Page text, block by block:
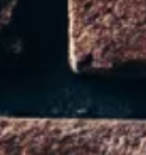
e
espanso